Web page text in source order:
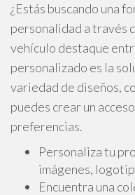
¿Estás buscando una
personalidad a través
vehículo destaque
personalizado es la
variedad de diseños,
puedes crear un
preferencias.
Personaliza tu
imágenes,
Encuentra una